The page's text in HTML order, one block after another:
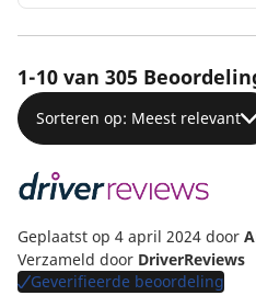
1-10 van 305
Sorteren op: Meest relevant
Geplaatst op 4 april 2024 door
Verzameld door DriverReviews
Geverifieerde beoordeling